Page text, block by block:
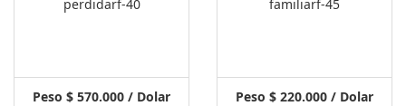
Peso $ 570.000 / Dolar
Peso $ 220.000 / Dolar